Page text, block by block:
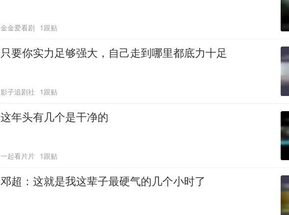
金金爱看剧 1跟贴
只要你实力足够强大，自己走到哪里都底力十足
影子追剧社 1跟贴
这年头有几个是干净的
一起看片片 1跟贴
邓超：这就是我这辈子最硬气的几个小时了